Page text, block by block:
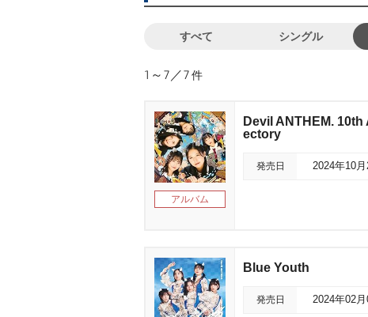
すべて シングル
1～7／7件
アルバム
Devil ANTHEM.
ectory
発売日 2024年10月
Blue Youth
発売日 2024年02月